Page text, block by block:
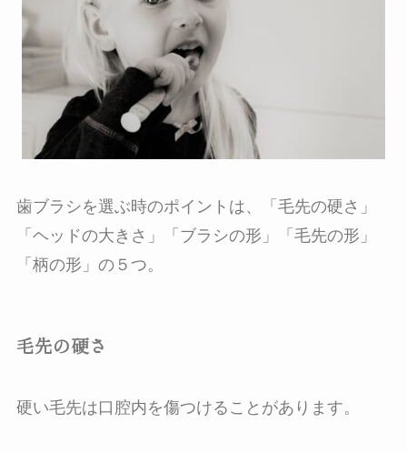
歯ブラシを選ぶ時のポイントは、「毛先の硬さ」
「ヘッドの大きさ」「ブラシの形」「毛先の形」
「柄の形」の５つ。
毛先の硬さ
硬い毛先は口腔内を傷つけることがあります。